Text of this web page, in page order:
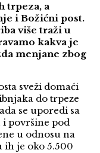
trpeza, a
i Božićni post.
više traži u
kakva je
menjane zbog
sveži domaći
do trpeze
se uporedi sa
i površine pod
u odnosu na
ih je oko 5.500